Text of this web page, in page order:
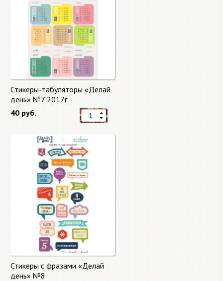
Стикеры-табуляторы «Делай
день» №7 2017г.
40 руб.
Стикеры с фразами «Делай
день» №8